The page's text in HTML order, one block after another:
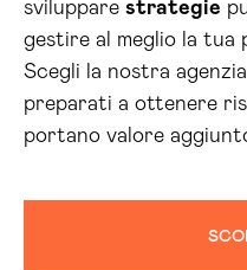
sviluppare strategie
gestire al meglio la tua
Scegli la nostra
preparati a ottenere
portano valore